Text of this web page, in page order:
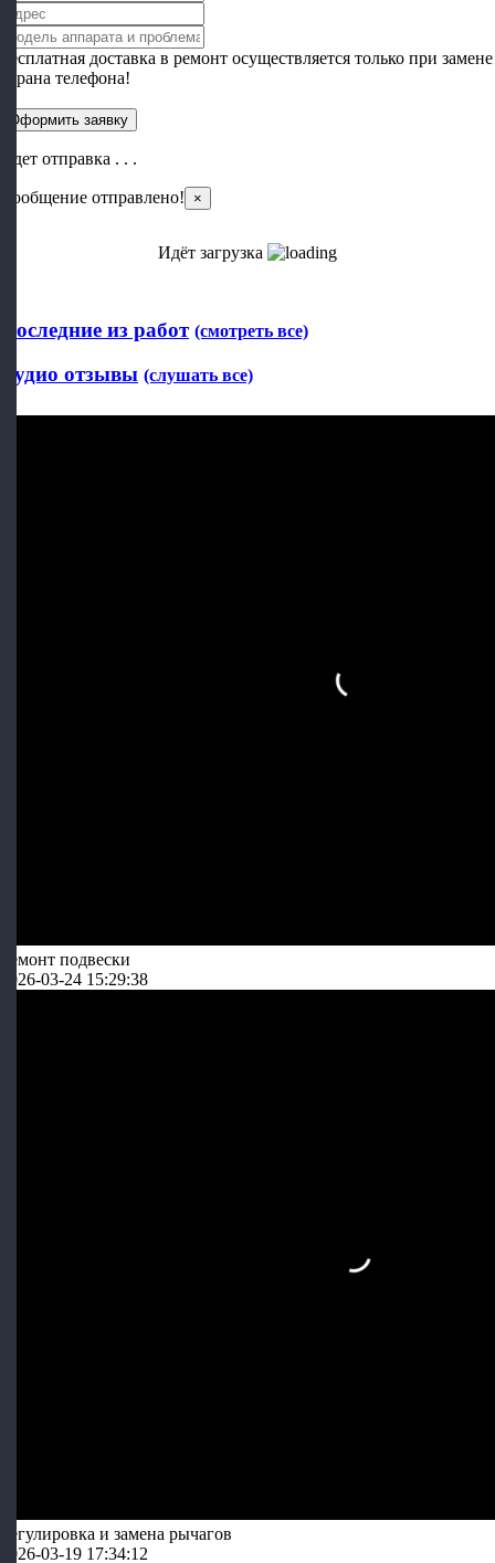
Бесплатная доставка в ремонт осуществляется только при замене
экрана телефона!
Идет отправка . . .
Сообщение отправлено! ×
Идёт загрузка
Последние из работ (смотреть все)
Аудио отзывы (слушать все)
Ремонт подвески
2026-03-24 15:29:38
Регулировка и замена рычагов
2026-03-19 17:34:12